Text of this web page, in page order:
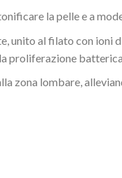
la pelle e a
unito al filato con ioni
proliferazione batterica.
zona lombare,